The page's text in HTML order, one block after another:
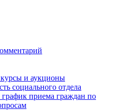
и аукционы
социального отдела
приема граждан по